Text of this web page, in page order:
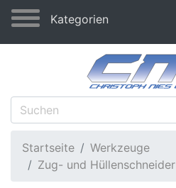
Kategorien
Startseite
Werkzeuge
Zug- und Hüllenschneider